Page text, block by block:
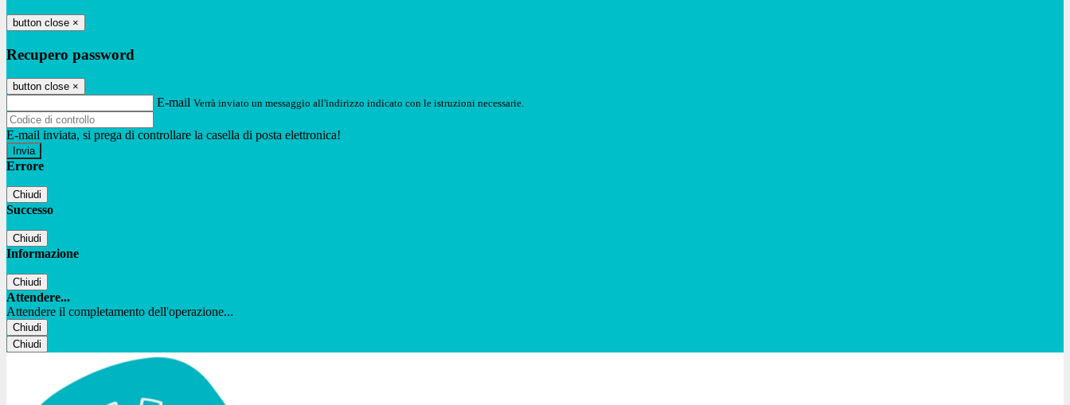
button close ×
Recupero password
button close ×
E-mail Verrà inviato un messaggio all'indirizzo indicato con le istruzioni necessarie.
E-mail inviata, si prega di controllare la casella di posta elettronica!
Errore
Chiudi
Successo
Chiudi
Informazione
Chiudi
Attendere...
Attendere il completamento dell'operazione...
Chiudi
Chiudi